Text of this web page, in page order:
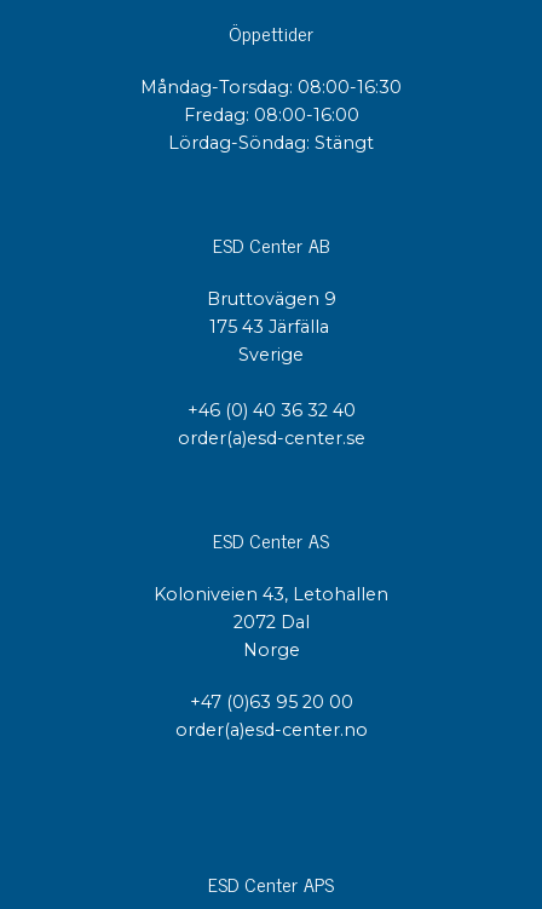
Öppettider
Måndag-Torsdag: 08:00-16:30
Fredag: 08:00-16:00
Lördag-Söndag: Stängt
ESD Center AB
Bruttovägen 9
175 43 Järfälla
Sverige
+46 (0) 40 36 32 40
order(a)esd-center.se
ESD Center AS
Koloniveien 43, Letohallen
2072 Dal
Norge
+47 (0)63 95 20 00
order(a)esd-center.no
ESD Center APS